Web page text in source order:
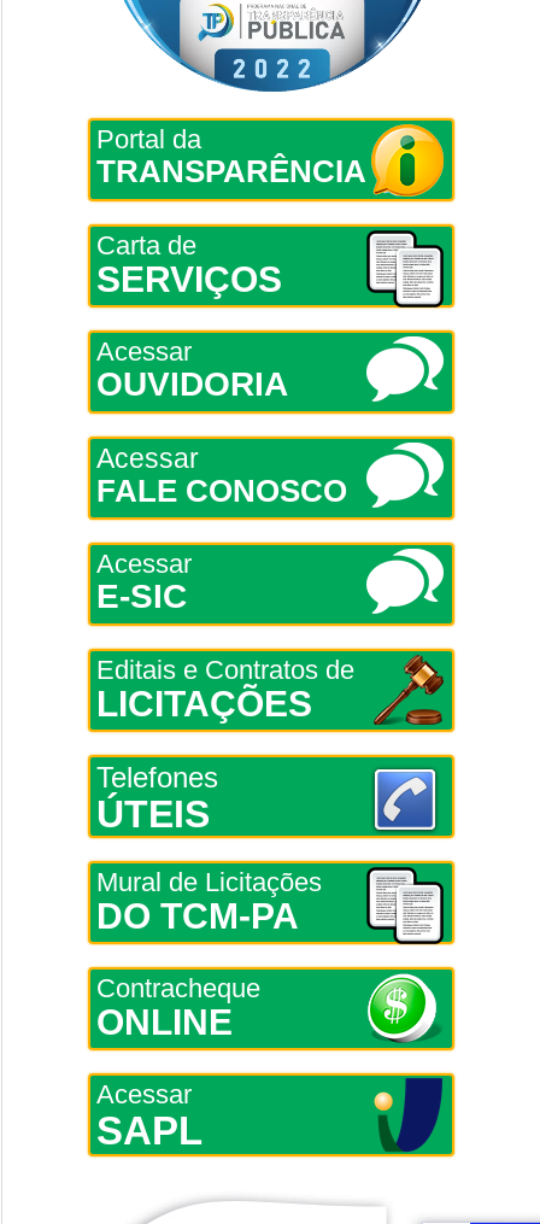
Portal da
TRANSPARÊNCIA
Carta de
SERVIÇOS
Acessar
OUVIDORIA
Acessar
FALE CONOSCO
Acessar
E-SIC
Editais e Contratos de
LICITAÇÕES
Telefones
ÚTEIS
Mural de Licitações
DO TCM-PA
Contracheque
ONLINE
Acessar
SAPL